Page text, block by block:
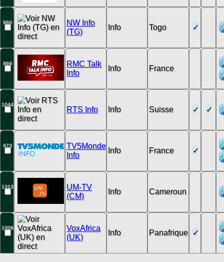
960
NW Info
(TG)
Info Togo
869
RMC Talk
Info
Info France
1044
RTS Info Info Suisse
673
TV5Monde
Info
Info France
1313
UM-TV
(CM)
Info Cameroun
1006
VoxAfrica
(UK)
Info Panafrique